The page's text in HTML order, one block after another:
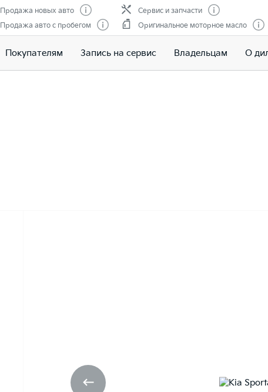
Продажа новых авто
Продажа авто с пробегом
Сервис и запчасти
Оригинальное моторное масло
Покупателям Запись на сервис Владельцам О